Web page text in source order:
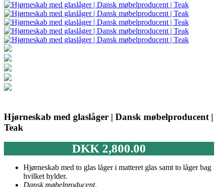
Hjørneskab med glaslåger | Dansk møbelproducent |
Teak
DKK2,800.00
Hjørneskab med to glas låger i matteret glas samt to låger bag
hvilket hylder.
Dansk møbelproducent.